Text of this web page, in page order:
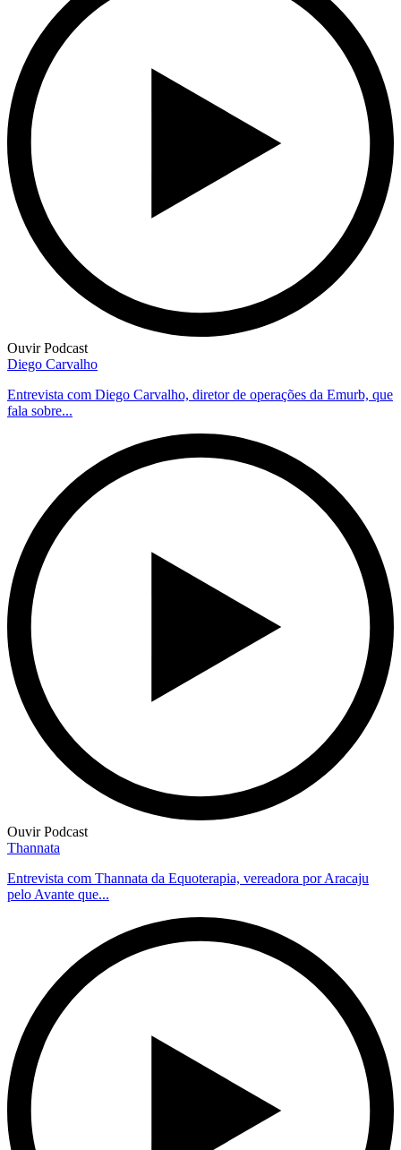
Ouvir Podcast
Diego Carvalho
Entrevista com Diego Carvalho, diretor de operações da Emurb, que
fala sobre...
Ouvir Podcast
Thannata
Entrevista com Thannata da Equoterapia, vereadora por Aracaju
pelo Avante que...